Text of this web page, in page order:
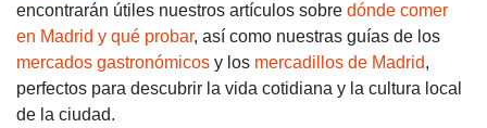
encontrarán útiles nuestros artículos sobre dónde comer
en Madrid y qué probar, así como nuestras guías de los
mercados gastronómicos y los mercadillos de Madrid,
perfectos para descubrir la vida cotidiana y la cultura local
de la ciudad.